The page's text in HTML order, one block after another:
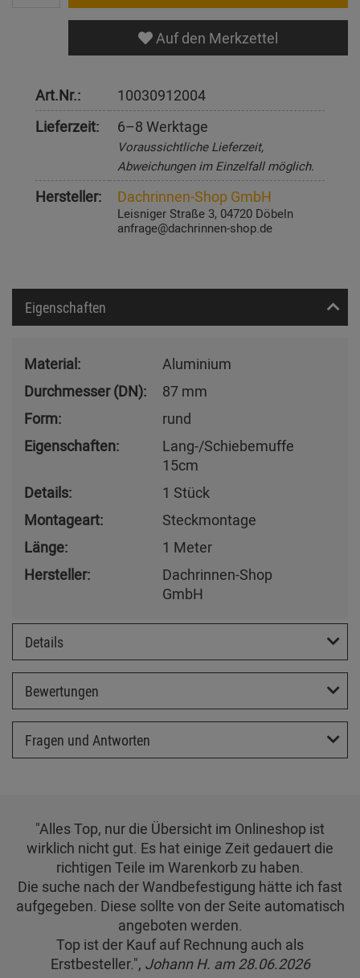
Auf den Merkzettel
Art.Nr.:
10030912004
Lieferzeit:
6–8 Werktage
Voraussichtliche Lieferzeit,
Abweichungen im Einzelfall möglich.
Hersteller: Dachrinnen-Shop GmbH
Leisniger Straße 3, 04720 Döbeln
anfrage@dachrinnen-shop.de
Eigenschaften
Material:
Aluminium
Durchmesser (DN):
87 mm
Form:
rund
Eigenschaften:
Lang-/Schiebemuffe
15cm
Details:
1 Stück
Montageart:
Steckmontage
Länge:
1 Meter
Hersteller:
Dachrinnen-Shop
GmbH
Details
Bewertungen
Fragen und Antworten
"Alles Top, nur die Übersicht im Onlineshop ist
wirklich nicht gut. Es hat einige Zeit gedauert die
richtigen Teile im Warenkorb zu haben.
Die suche nach der Wandbefestigung hätte ich fast
aufgegeben. Diese sollte von der Seite automatisch
angeboten werden.
Top ist der Kauf auf Rechnung auch als
Erstbesteller.", Johann H. am 28.06.2026